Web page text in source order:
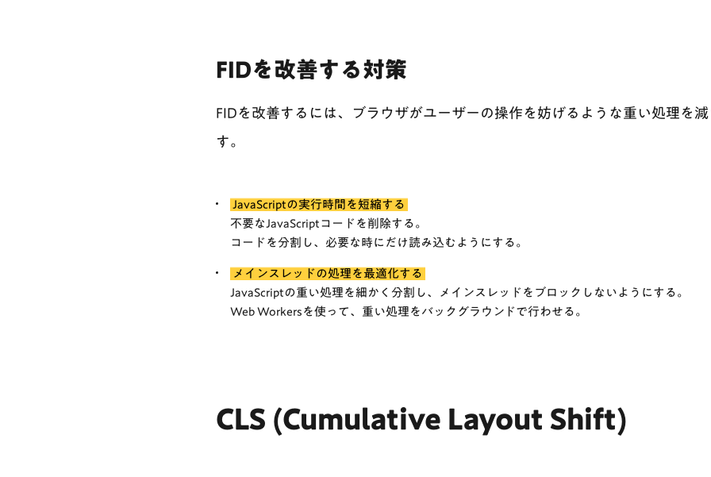
FIDを改善する対策
FIDを改善するには、ブラウザがユーザーの操作を妨げるような重い処理を
す。
JavaScriptの実行時間を短縮する
不要なJavaScriptコードを削除する。
コードを分割し、必要な時にだけ読み込むようにする。
メインスレッドの処理を最適化する
JavaScriptの重い処理を細かく分割し、メインスレッドをブロックしないようにする。
Web Workersを使って、重い処理をバックグラウンドで行わせる。
CLS (Cumulative Layout Shift)